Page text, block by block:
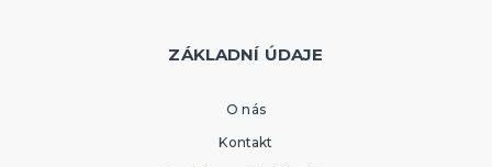
ZÁKLADNÍ ÚDAJE
O nás
Kontakt